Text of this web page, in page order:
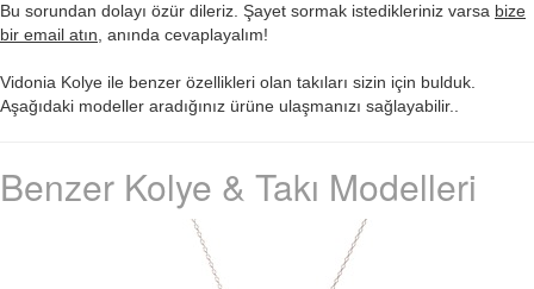
Bu sorundan dolayı özür dileriz. Şayet sormak istedikleriniz varsa bize
bir email atın , anında cevaplayalım!
Vidonia Kolye ile benzer özellikleri olan takıları sizin için bulduk.
Aşağıdaki modeller aradığınız ürüne ulaşmanızı sağlayabilir..
Benzer Kolye & Takı Modelleri